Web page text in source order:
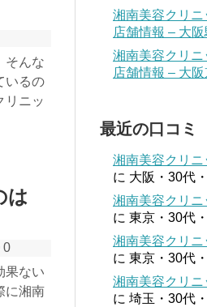
そんな
いるの
リニッ
は
0
果ない
に湘南
湘南美容クリ
店舗情報 – 大
湘南美容クリ
店舗情報 – 大
最近の口コミ
湘南美容クリ
に 大阪・30代
湘南美容クリ
に 東京・30代
湘南美容クリ
に 東京・30代
湘南美容クリ
に 埼玉・30代